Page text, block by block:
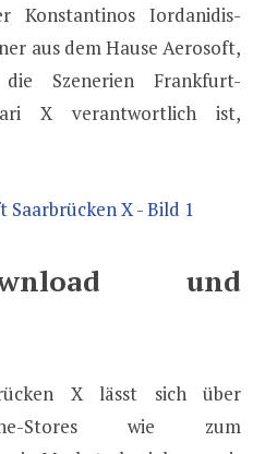
Konstantinos Iordanidis-
aus dem Hause Aerosoft,
Szenerien Frankfurt-
X verantwortlich ist,
und
X lässt sich über
Stores wie zum